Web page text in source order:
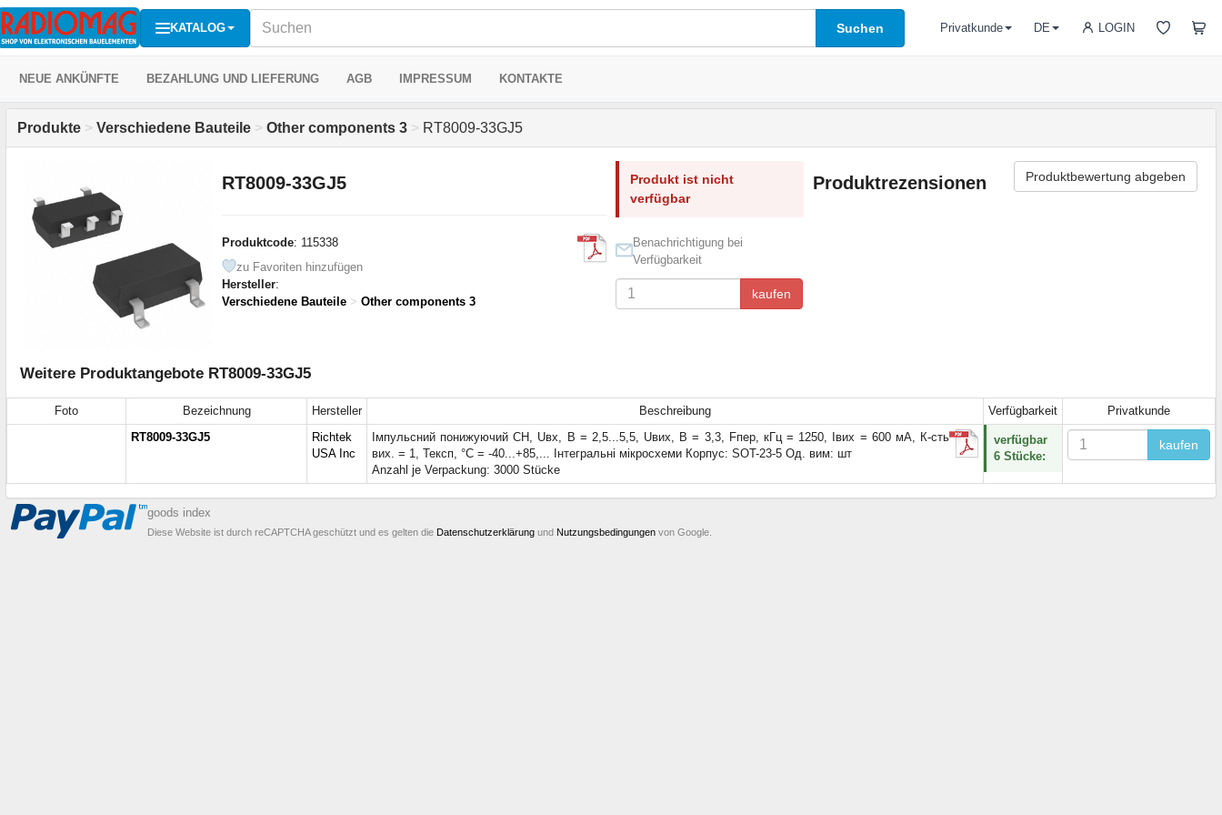
KATALOG Suchen LOGIN
Privatkunde DE
NEUE ANKÜNFTE BEZAHLUNG UND LIEFERUNG AGB IMPRESSUM KONTAKTE
Produkte > Verschiedene Bauteile > Other components 3 > RT8009-33GJ5
RT8009-33GJ5
Produktcode: 115338
zu Favoriten hinzufügen
Hersteller:
Verschiedene Bauteile > Other components 3
Produkt ist nicht
verfügbar
Benachrichtigung bei
Verfügbarkeit
kaufen
Produktrezensionen Produktbewertung abgeben
Weitere Produktangebote RT8009-33GJ5
Foto Bezeichnung Hersteller Beschreibung Verfügbarkeit
Privatkunde
RT8009-33GJ5
Richtek
USA Inc
Імпульсний понижуючий СН, Uвх, В = 2,5...5,5, Uвих, В = 3,3, Fпер, кГц = 1250, Iвих = 600 мА, К-сть
вих. = 1, Тексп, °C = -40...+85,... Інтегральні мікросхеми Корпус: SOT-23-5 Од. вим: шт
Anzahl je Verpackung: 3000 Stücke
verfügbar
6 Stücke:
kaufen
goods index
Diese Website ist durch reCAPTCHA geschützt und es gelten die Datenschutzerklärung und Nutzungsbedingungen von Google.